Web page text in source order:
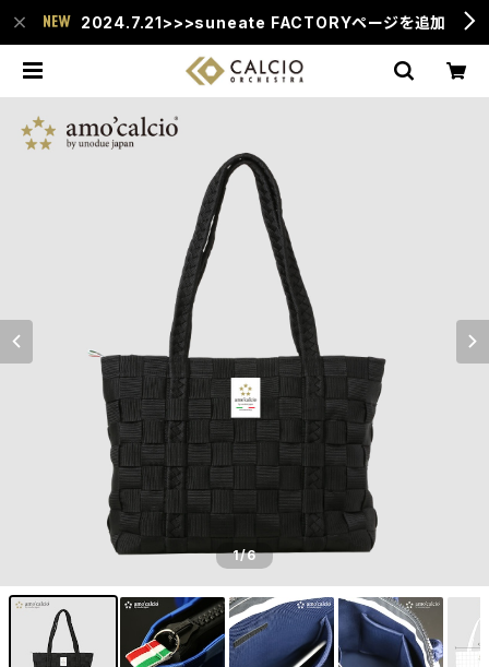
2024.7.21>>>suneate FACTORYページを追加
1/6